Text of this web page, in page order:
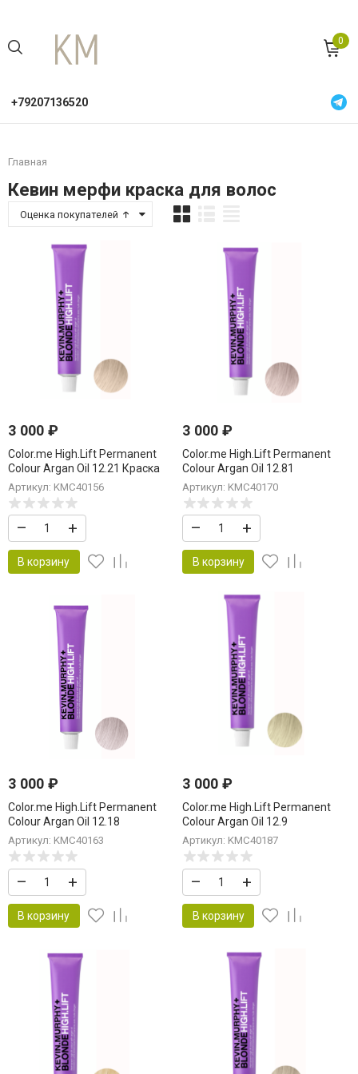
0
+79207136520
Главная
Кевин мерфи краска для волос
Оценка покупателей
3 000 ₽
Color.me High.Lift Permanent
Colour Argan Oil 12.21 Краска
для волос
«Ультра.Лайт.Беж.Пепел»
Ultra.Light.Beige.Ash 100 мл
Артикул: KMC40156
– +
В корзину
3 000₽
Color.me High.Lift Permanent
Colour Argan Oil 12.81
Ultra.Light.Violet.Ash Краска для
волос 100 мл
«Ультра.Лайт.Фиолет.Пепел»
Артикул: KMC40170
– +
В корзину
3 000 ₽
Color.me High.Lift Permanent
Colour Argan Oil 12.18
Ultra.Light.Ash.Violet Краска для
волос 100 мл
«Ультра.Лайт.Пепел.Фиолет»
Артикул: KMC40163
– +
В корзину
3 000₽
Color.me High.Lift Permanent
Colour Argan Oil 12.9
Ultra.Light.Matte Краска для
волос 100 мл
«Ультра.Лайт.Матовый»
Артикул: KMC40187
– +
В корзину